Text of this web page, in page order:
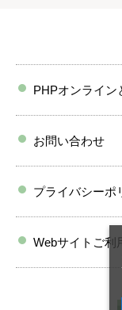
PHPオンライン
お問い合わせ
プライバシーポ
Webサイトご利